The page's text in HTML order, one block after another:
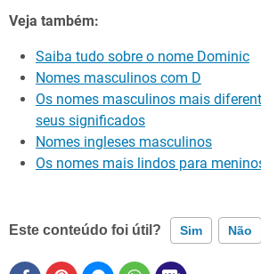
Veja também:
Saiba tudo sobre o nome Dominic
Nomes masculinos com D
Os nomes masculinos mais
seus significados
Nomes ingleses masculinos
Os nomes mais lindos para
Este conteúdo foi útil? Sim Não